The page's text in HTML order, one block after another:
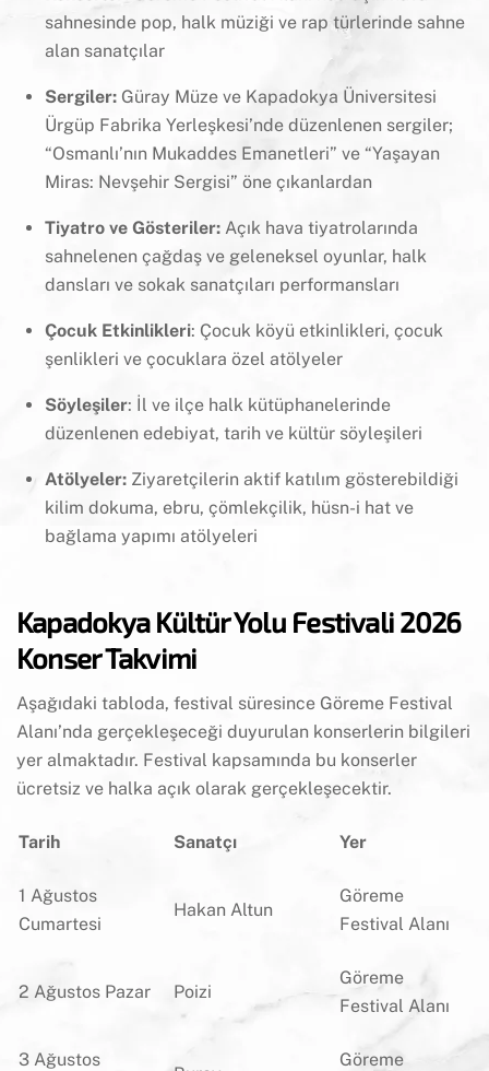
sahnesinde pop, halk müziği ve rap türlerinde sahne
alan sanatçılar
Sergiler: Güray Müze ve Kapadokya Üniversitesi
Ürgüp Fabrika Yerleşkesi’nde düzenlenen sergiler;
“Osmanlı’nın Mukaddes Emanetleri” ve “Yaşayan
Miras: Nevşehir Sergisi” öne çıkanlardan
Tiyatro ve Gösteriler:Açık hava tiyatrolarında
sahnelenen çağdaş ve geleneksel oyunlar, halk
dansları ve sokak sanatçıları performansları
Çocuk Etkinlikleri: Çocuk köyü etkinlikleri, çocuk
şenlikleri ve çocuklara özel atölyeler
Söyleşiler: İl ve ilçe halk kütüphanelerinde
düzenlenen edebiyat, tarih ve kültür söyleşileri
Atölyeler:Ziyaretçilerin aktif katılım gösterebildiği
kilim dokuma, ebru, çömlekçilik, hüsn-i hat ve
bağlama yapımı atölyeleri
Kapadokya Kültür Yolu Festivali 2026
Konser Takvimi
Aşağıdaki tabloda, festival süresince Göreme Festival
Alanı’nda gerçekleşeceği duyurulan konserlerin bilgileri
yer almaktadır. Festival kapsamında bu konserler
ücretsiz ve halka açık olarak gerçekleşecektir.
Tarih Sanatçı Yer
1 Ağustos
Cumartesi
Hakan Altun
Göreme
Festival Alanı
2 Ağustos Pazar Poizi
Göreme
Festival Alanı
3 Ağustos Göreme